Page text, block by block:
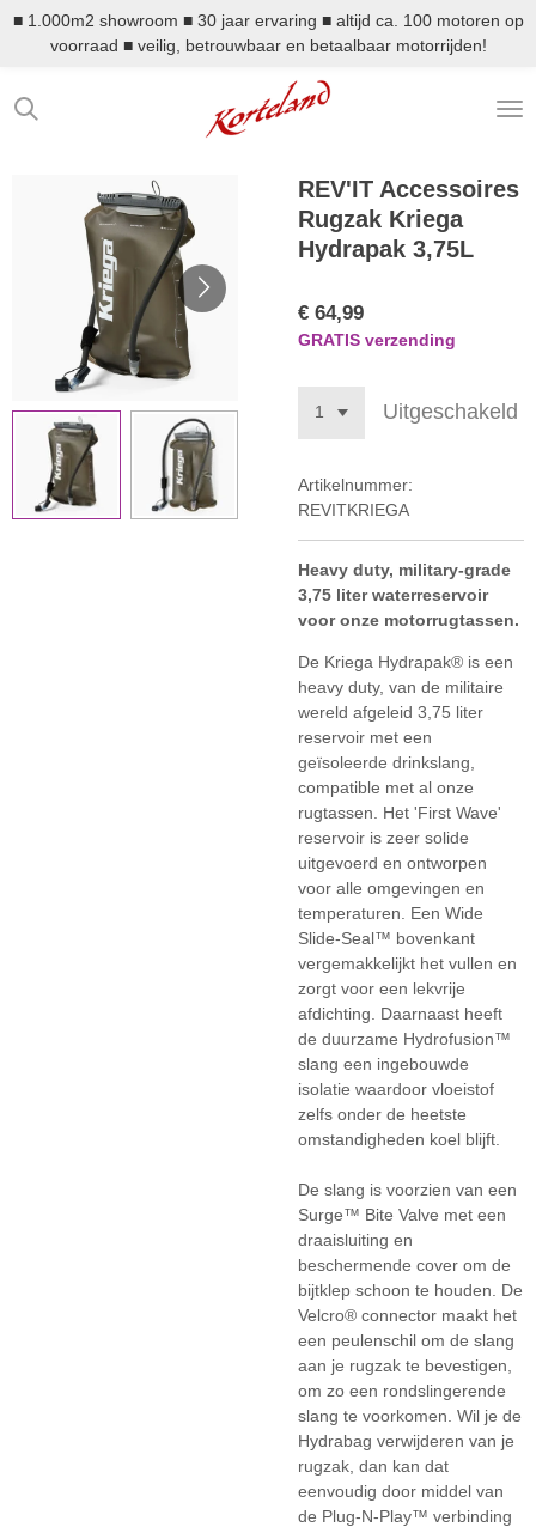
Ga
direct
de
hoofdinhoud
■ 1.000m2 showroom ■ 30 jaar ervaring ■ altijd ca. 100 motoren op
voorraad ■ veilig, betrouwbaar en betaalbaar motorrijden!
REV'IT Accessoires
Rugzak Kriega
Hydrapak 3,75L
€ 64,99
GRATIS verzending
Uitgeschakeld
Artikelnummer:
REVITKRIEGA
Heavy duty, military-grade
3,75 liter waterreservoir
voor onze motorrugtassen.
De Kriega Hydrapak® is een
heavy duty, van de militaire
wereld afgeleid 3,75 liter
reservoir met een
geïsoleerde drinkslang,
compatible met al onze
rugtassen. Het 'First Wave'
reservoir is zeer solide
uitgevoerd en ontworpen
voor alle omgevingen en
temperaturen. Een Wide
Slide-Seal™ bovenkant
vergemakkelijkt het vullen en
zorgt voor een lekvrije
afdichting. Daarnaast heeft
de duurzame Hydrofusion™
slang een ingebouwde
isolatie waardoor vloeistof
zelfs onder de heetste
omstandigheden koel blijft.
De slang is voorzien van een
Surge™ Bite Valve met een
draaisluiting en
beschermende cover om de
bijtklep schoon te houden. De
Velcro® connector maakt het
een peulenschil om de slang
aan je rugzak te bevestigen,
om zo een rondslingerende
slang te voorkomen. Wil je de
Hydrabag verwijderen van je
rugzak, dan kan dat
eenvoudig door middel van
de Plug-N-Play™ verbinding